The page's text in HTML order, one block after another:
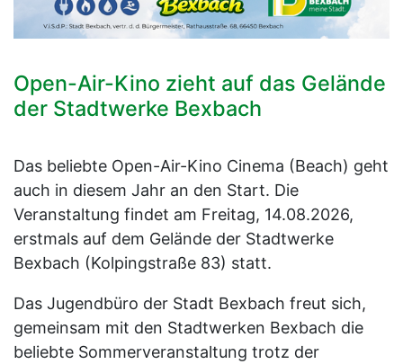
Open-Air-Kino zieht auf das Gelände
der Stadtwerke Bexbach
Das beliebte Open-Air-Kino Cinema (Beach) geht
auch in diesem Jahr an den Start. Die
Veranstaltung findet am Freitag, 14.08.2026,
erstmals auf dem Gelände der Stadtwerke
Bexbach (Kolpingstraße 83) statt.
Das Jugendbüro der Stadt Bexbach freut sich,
gemeinsam mit den Stadtwerken Bexbach die
beliebte Sommerveranstaltung trotz der